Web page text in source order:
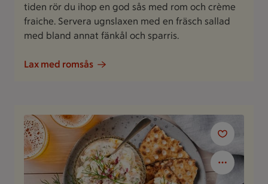
tiden rör du ihop en god sås med rom och crème
fraiche. Servera ugnslaxen med en fräsch sallad
med bland annat fänkål och sparris.
Lax med romsås